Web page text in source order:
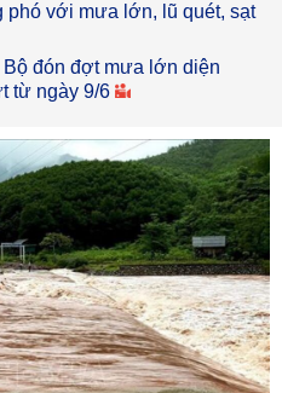
phó với mưa lớn, lũ quét, sạt
đón đợt mưa lớn diện
từ ngày 9/6